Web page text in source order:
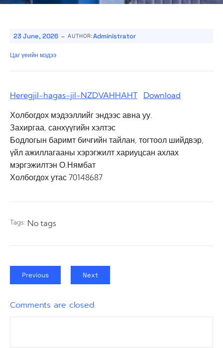
23 June, 2026 - AUTHOR:Administrator
Цаг үеийн мэдээ
Heregjil-hagas-jil-NZDVAHHAHT
Download
Холбогдох мэдээллийг эндээс авна уу.
Захиргаа, санхүүгийн хэлтэс
Бодлогын баримт бичгийн тайлан, тогтоол шийдвэр,
үйл ажиллагааны хэрэгжилт хариуцсан ахлах
мэргэжилтэн О.Нямбат
Холбогдох утас 70148687
Tags: No tags
Previous Next
Comments are closed